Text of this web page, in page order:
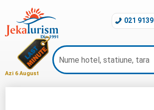
Azi 6 August
021 9139